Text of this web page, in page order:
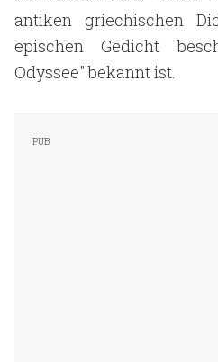
antiken griechischen
epischen Gedicht
Odyssee" bekannt ist.